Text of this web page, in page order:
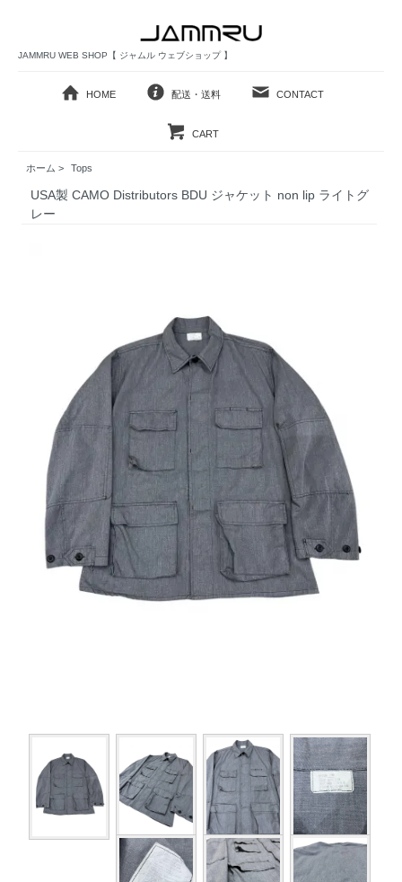
JAMMRU WEB SHOP【 ジャムル ウェブショップ 】
HOME 配送・送料 CONTACT
CART
ホーム > Tops
USA製 CAMO Distributors BDU ジャケット non lip ライトグ
レー